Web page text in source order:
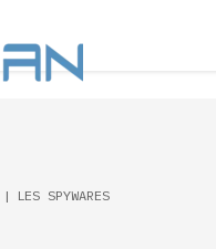
LES SPYWARES